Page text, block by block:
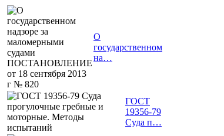
О
государственном
на…
ГОСТ
19356-79
Суда п…